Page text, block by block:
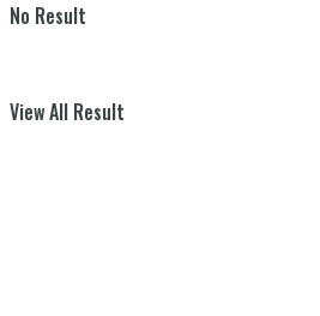
No Result
View All Result